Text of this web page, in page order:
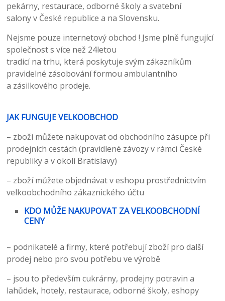
pekárny, restaurace, odborné školy a svatební
salonyv České republice a na Slovensku.
Nejsme pouze internetový obchod ! Jsme plně fungující
společnost s více než 24letou
tradicína trhu, která poskytuje svým zákazníkům
pravidelné zásobování formou ambulantního
a zásilkového prodeje.
JAK FUNGUJE VELKOOBCHOD
– zboží můžete nakupovat od obchodního zásupce při
prodejních cestách (pravidlené závozy v rámci České
republiky a v okolí Bratislavy)
– zboží můžete objednávat v eshopu prostřednictvím
velkoobchodního zákaznického účtu
KDO MŮŽE NAKUPOVAT ZA VELKOOBCHODNÍ
CENY
– podnikatelé a firmy, které potřebují zboží pro další
prodej nebo pro svou potřebu ve výrobě
– jsou to především cukrárny, prodejny potravin a
lahůdek, hotely, restaurace, odborné školy, eshopy